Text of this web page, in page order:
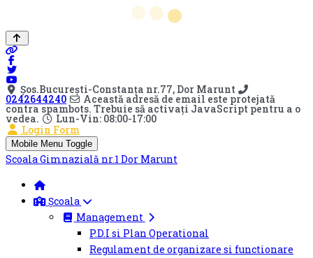
Șos.Bucureşti-Constanţa nr.77, Dor Marunt
0242644240 Această adresă de email este protejată
contra spambots. Trebuie să activați JavaScript pentru a o
vedea.
Lun-Vin: 08:00-17:00
Login Form
Mobile Menu Toggle
Scoala Gimnazială nr.1 Dor Marunt
Școala
Management
P.D.I si Plan Operational
Regulament de organizare si functionare